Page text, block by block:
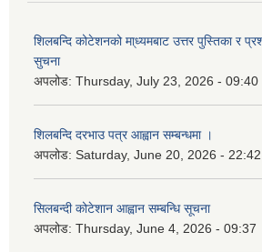
शिलबन्दि कोटेशनको मा्ध्यमबाट उत्तर पुस्तिका र
सुचना
अपलोड: Thursday, July 23, 2026 - 09:40
शिलबन्दि दरभाउ पत्र आह्वान सम्बन्धमा ।
अपलोड: Saturday, June 20, 2026 - 22:42
सिलबन्दी कोटेशान आह्वान सम्बन्धि सूचना
अपलोड: Thursday, June 4, 2026 - 09:37